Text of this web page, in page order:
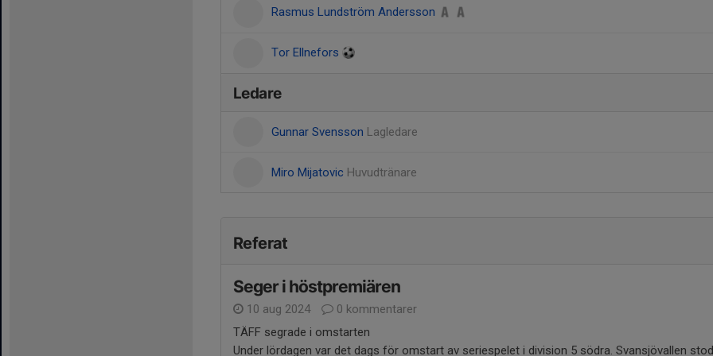
Rasmus Lundström Andersson
Tor Ellnefors
Ledare
Gunnar Svensson Lagledare
Miro Mijatovic Huvudtränare
Referat
Seger i höstpremiären
10 aug 2024
0 kommentarer
TÄFF segrade i omstarten
Under lördagen var det dags för omstart av seriespelet i division 5 södra. Svansjövallen